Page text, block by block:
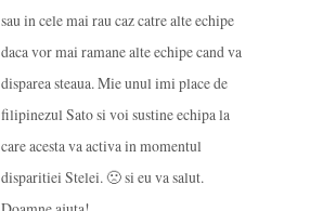
sau in cele mai rau caz catre alte echipe
daca vor mai ramane alte echipe cand va
disparea steaua. Mie unul imi place de
filipinezul Sato si voi sustine echipa la
care acesta va activa in momentul
disparitiei Stelei. 🙁 si eu va salut.